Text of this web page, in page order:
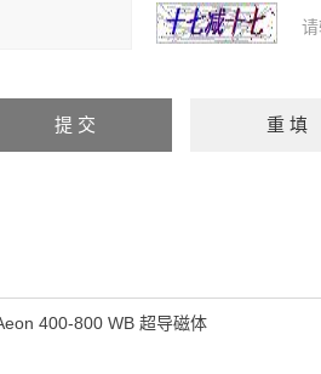
400-800 WB 超导磁体